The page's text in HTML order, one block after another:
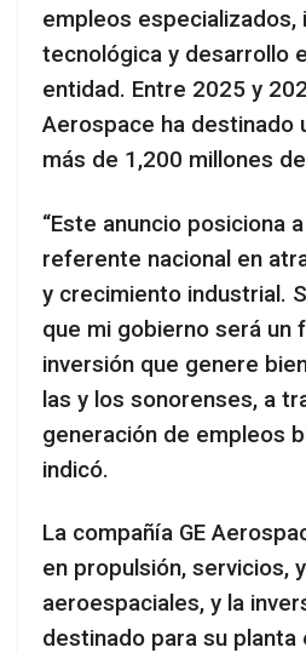
empleos especializados,
tecnológica y desarrollo
entidad. Entre 2025 y
Aerospace ha destinado
más de 1,200 millones
“Este anuncio posiciona
referente nacional en
y crecimiento industrial.
que mi gobierno será un
inversión que genere
las y los sonorenses, a
generación de empleos
indicó.
La compañía GE
en propulsión, servicios,
aeroespaciales, y la
destinado para su planta